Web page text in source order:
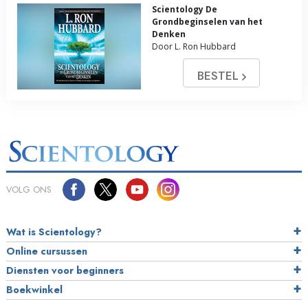
Scientology De
Grondbeginselen van het
Denken
Door L. Ron Hubbard
BESTEL
VOLG ONS
Wat is Scientology?
Online cursussen
Diensten voor beginners
Boekwinkel